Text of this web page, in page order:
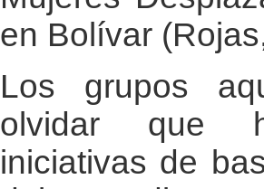
en Bolívar
Los grupos
olvidar que
iniciativas de